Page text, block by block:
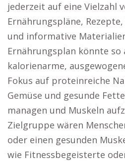
jederzeit auf eine Vielzahl
Ernährungspläne,
und informative
Ernährungsplan könnte so
kalorienarme,
Fokus auf proteinreiche
Gemüse und gesunde
managen und Muskeln
Zielgruppe wären
oder einen gesunden
wie Fitnessbegeisterte